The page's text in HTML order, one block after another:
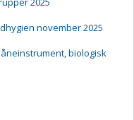
november 2025
biologisk